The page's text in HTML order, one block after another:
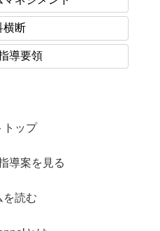
横断
導要領
トップ
導案を見る
を読む